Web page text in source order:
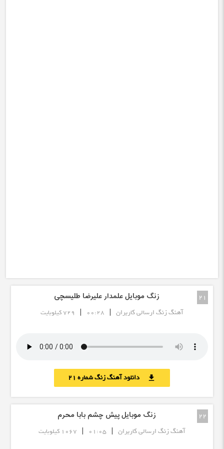
21 زنگ موبایل علمدار علیرضا طلیسچی
آهنگ زنگ ارسالی کاربران |
00:28
| 729 کیلوبایت
download دانلود آهنگ زنگ شماره 21
22 زنگ موبایل پیش چشم بابا محرم
آهنگ زنگ ارسالی کاربران |
01:05
| 1067 کیلوبایت